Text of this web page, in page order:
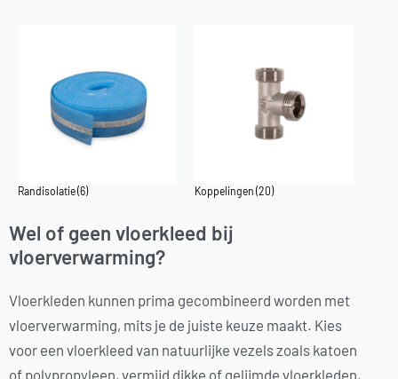
Randisolatie(6) Koppelingen (20)
Wel of geen vloerkleed bij
vloerverwarming?
Vloerkleden kunnen prima gecombineerd worden met
vloerverwarming, mits je de juiste keuze maakt. Kies
voor een vloerkleed van natuurlijke vezels zoals katoen
of polypropyleen, vermijd dikke of gelijmde vloerkleden,